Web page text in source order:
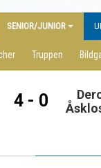
SENIOR/JUNIOR
Truppen
4 - 0